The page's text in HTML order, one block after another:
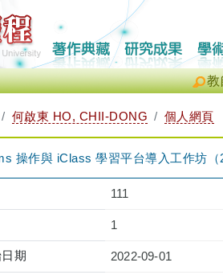
教
何啟東 HO, CHII-DONG 個人網頁
操作與 iClass 學習平台導入工作坊
111
1
期 2022-09-01